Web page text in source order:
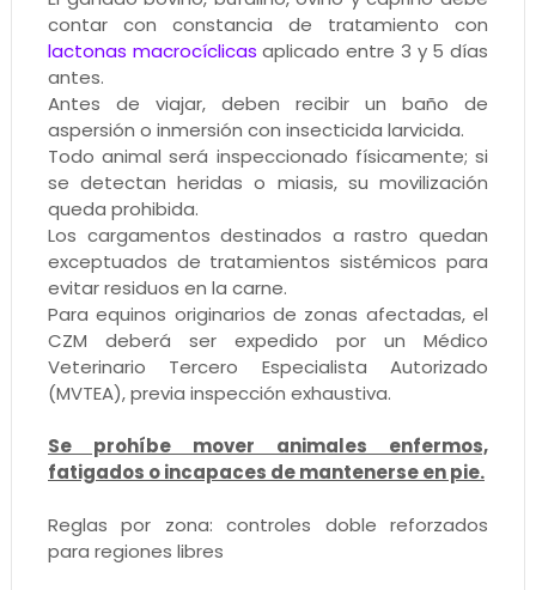
contar con constancia de tratamiento con
lactonas macrocíclicas aplicado entre 3 y 5 días
antes.
Antes de viajar, deben recibir un baño de
aspersión o inmersión con insecticida larvicida.
Todo animal será inspeccionado físicamente; si
se detectan heridas o miasis, su movilización
queda prohibida.
Los cargamentos destinados a rastro quedan
exceptuados de tratamientos sistémicos para
evitar residuos en la carne.
Para equinos originarios de zonas afectadas, el
CZM deberá ser expedido por un Médico
Veterinario Tercero Especialista Autorizado
(MVTEA), previa inspección exhaustiva.
Se prohíbe mover animales enfermos,
fatigados o incapaces de mantenerse en pie.
Reglas por zona: controles doble reforzados
para regiones libres